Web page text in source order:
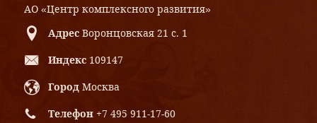
АО «Центр комплексного развития»
Адрес Воронцовская 21 с. 1
Индекс 109147
Город Москва
Телефон +7 495 911-17-60